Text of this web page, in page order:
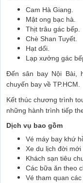
Cam Hà Giang.
Mật ong bạc hà.
Thịt trâu gác bếp.
Chè Shan Tuyết.
Hạt dổi.
Lạp xưởng gác
Đến sân bay Nội Bài,
chuyến bay về TP.HCM.
Kết thúc chương trình
những hành trình tiếp
Dịch vụ bao gồm
Vé máy bay khứ
Xe du lịch đời mới
Khách sạn tiêu
Các bữa ăn theo
Vé tham quan các